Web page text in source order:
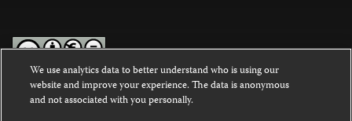
Except where noted, text on this website is licensed under a
Commons Attribution-NonCommercial-NoDerivatives 4.0
We use analytics data to better understand who is using our
website and improve your experience. The data is anonymous
and not associated with you personally.